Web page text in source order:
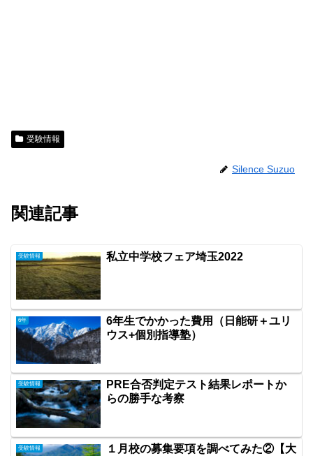
受験情報
Silence Suzuo
関連記事
受験情報 私立中学校フェア埼玉2022
6年
6年生でかかった費用（日能研＋ユリ
ウス+個別指導塾）
受験情報
PRE合否判定テスト結果レポートか
らの勝手な考察
受験情報
１月校の募集要項を調べてみた②【大